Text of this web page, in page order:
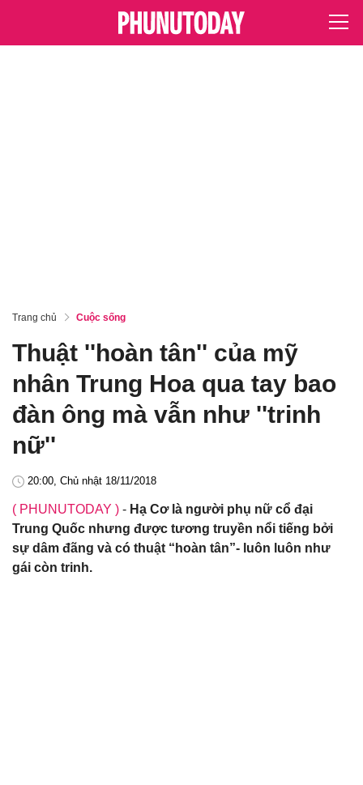
Trang chủ Cuộc sống
Thuật ''hoàn tân'' của mỹ
nhân Trung Hoa qua tay bao
đàn ông mà vẫn như ''trinh
nữ''
20:00, Chủ nhật 18/11/2018
( PHUNUTODAY ) - Hạ Cơ là người phụ nữ cổ đại
Trung Quốc nhưng được tương truyền nổi tiếng bởi
sự dâm đãng và có thuật “hoàn tân”- luôn luôn như
gái còn trinh.